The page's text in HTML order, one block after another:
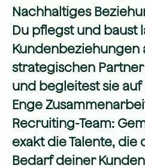
Nachhaltiges
Du pflegst und baust
Kundenbeziehungen
strategischen
und begleitest sie
Enge
Recruiting-Team:
exakt die Talente,
Bedarf deiner